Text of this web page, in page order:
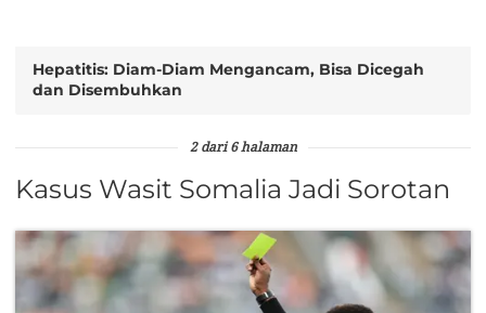
Hepatitis: Diam-Diam Mengancam, Bisa Dicegah
dan Disembuhkan
2 dari 6 halaman
Kasus Wasit Somalia Jadi Sorotan